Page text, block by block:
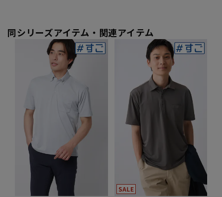
同シリーズアイテム・関連アイテム